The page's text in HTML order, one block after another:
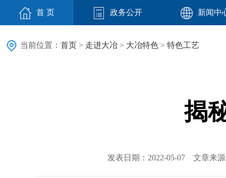
首 页 政务公开 新闻中
当前位置： 首页 > 走进大冶 > 大冶特色 > 特色工艺
揭
发表日期：2022-05-07 文章来